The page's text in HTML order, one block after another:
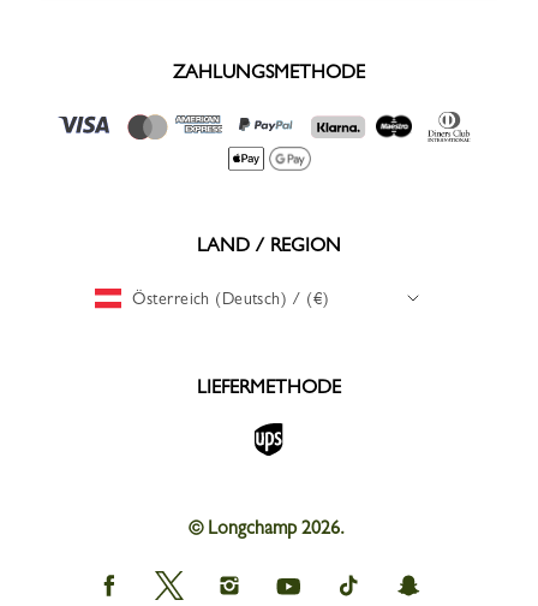
ZAHLUNGSMETHODE
LAND / REGION
Österreich (Deutsch) / (€)
LIEFERMETHODE
© Longchamp 2026.
Longchamp
on
Longchamp
on
Longchamp
on
Longchamp
on
Longchamp
on
Longchamp
on